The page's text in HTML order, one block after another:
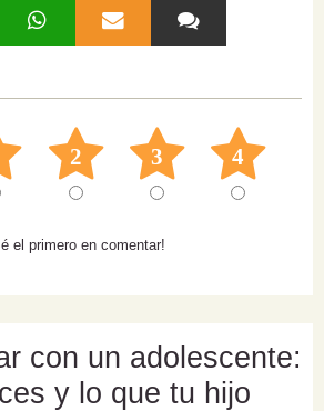
2 3 4
el primero en comentar!
con un adolescente:
y lo que tu hijo